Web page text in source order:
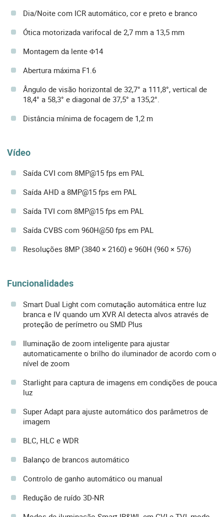
Dia/Noite com ICR automático, cor e preto e branco
Ótica motorizada varifocal de 2,7 mm a 13,5 mm
Montagem da lente Φ14
Abertura máxima F1.6
Ângulo de visão horizontal de 32,7° a 111,8°, vertical de
18,4° a 58,3° e diagonal de 37,5° a 135,2°.
Distância mínima de focagem de 1,2 m
Vídeo
Saída CVI com 8MP@15 fps em PAL
Saída AHD a 8MP@15 fps em PAL
Saída TVI com 8MP@15 fps em PAL
Saída CVBS com 960H@50 fps em PAL
Resoluções 8MP (3840 × 2160) e 960H (960 × 576)
Funcionalidades
Smart Dual Light com comutação automática entre luz
branca e IV quando um XVR AI detecta alvos através de
proteção de perímetro ou SMD Plus
Iluminação de zoom inteligente para ajustar
automaticamente o brilho do iluminador de acordo com o
nível de zoom
Starlight para captura de imagens em condições de pouca
luz
Super Adapt para ajuste automático dos parâmetros de
imagem
BLC, HLC e WDR
Balanço de brancos automático
Controlo de ganho automático ou manual
Redução de ruído 3D-NR